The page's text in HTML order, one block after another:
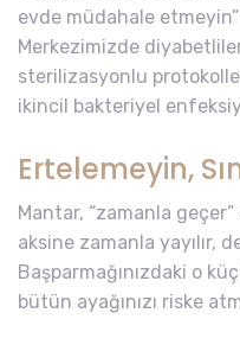
evde müdahale
Merkezimizde
sterilizasyonlu
ikincil bakteriyel
Ertelemeyin,
Mantar, “zamanla
aksine zamanla yayılır,
Başparmağınızdaki o
bütün ayağınızı riske